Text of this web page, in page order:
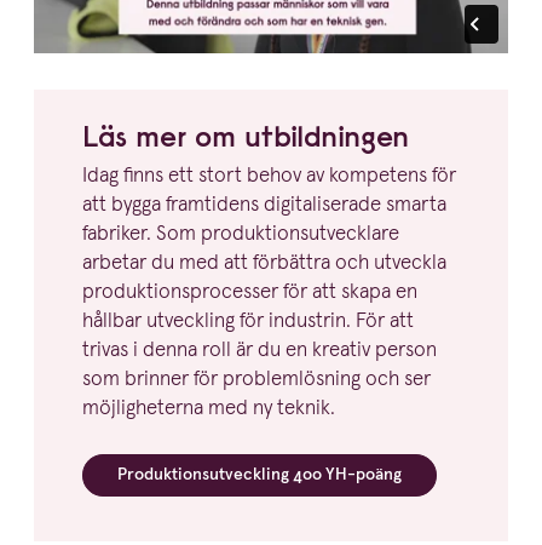
Läs mer om utbildningen
Idag finns ett stort behov av kompetens för
att bygga framtidens digita­li­serade smarta
fabriker. Som produk­tions­ut­vecklare
arbetar du med att förbättra och utveckla
produk­tions­pro­cesser för att skapa en
hållbar utveckling för industrin. För att
trivas i denna roll är du en kreativ person
som brinner för problem­lösning och ser
möjlig­heterna med ny teknik.
Produk­tions­ut­veckling 400 YH-poäng